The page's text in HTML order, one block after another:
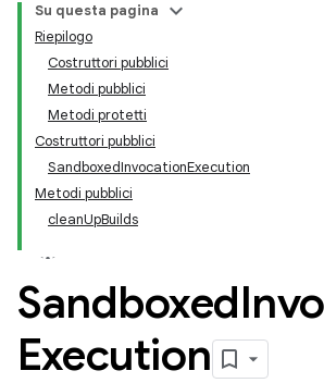
Su questa pagina
Riepilogo
Costruttori pubblici
Metodi pubblici
Metodi protetti
Costruttori pubblici
SandboxedInvocationExecution
Metodi pubblici
cleanUpBuilds
Sandboxed
Execution